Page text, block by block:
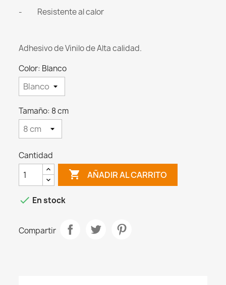
- Resistente al calor
Adhesivo de Vinilo de Alta calidad.
Color: Blanco
Tamaño: 8 cm
Cantidad
 AÑADIR AL CARRITO
 En stock
Compartir